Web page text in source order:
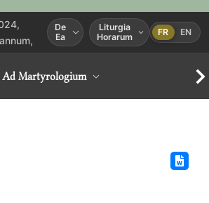
De
Ea
Liturgia
Horarum
FR EN
Ad Martyrologium